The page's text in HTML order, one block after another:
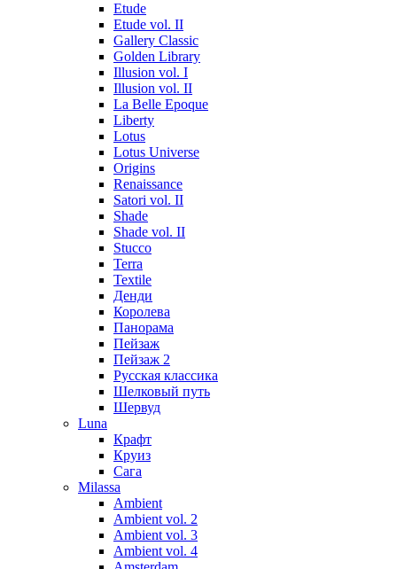
Etude
Etude vol. II
Gallery Classic
Golden Library
Illusion vol. I
Illusion vol. II
La Belle Epoque
Liberty
Lotus
Lotus Universe
Origins
Renaissance
Satori vol. II
Shade
Shade vol. II
Stucco
Terra
Textile
Денди
Королева
Панорама
Пейзаж
Пейзаж 2
Русская классика
Шелковый путь
Шервуд
Luna
Крафт
Круиз
Сага
Milassa
Ambient
Ambient vol. 2
Ambient vol. 3
Ambient vol. 4